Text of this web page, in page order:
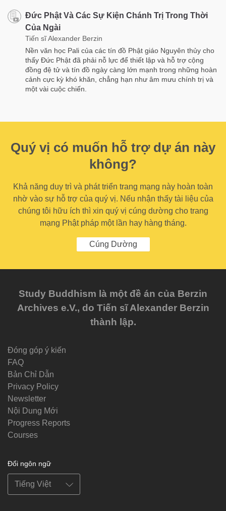
Đức Phật Và Các Sự Kiện Chánh Trị Trong Thời
Của Ngài
Tiến sĩ Alexander Berzin
Nền văn học Pali của các tín đồ Phật giáo Nguyên thủy cho
thấy Đức Phật đã phải nỗ lực để thiết lập và hỗ trợ cộng
đồng đệ tử và tín đồ ngày càng lớn mạnh trong những hoàn
cảnh cực kỳ khó khăn, chẳng hạn như âm mưu chính trị và
một vài cuộc chiến.
Quý vị có muốn hỗ trợ dự án này
không?
Khả năng duy trì và phát triển trang mạng này hoàn toàn
nhờ vào sự hỗ trợ của quý vị. Nếu nhận thấy tài liệu của
chúng tôi hữu ích thì xin quý vị cúng dường cho trang
mạng Phật pháp một lần hay hàng tháng.
Cúng Dường
Study Buddhism là một đề án của Berzin
Archives e.V., do Tiến sĩ Alexander Berzin
thành lập.
Đóng góp ý kiến
FAQ
Bản Chỉ Dẫn
Privacy Policy
Newsletter
Nội Dung Mới
Progress Reports
Courses
Đổi ngôn ngữ